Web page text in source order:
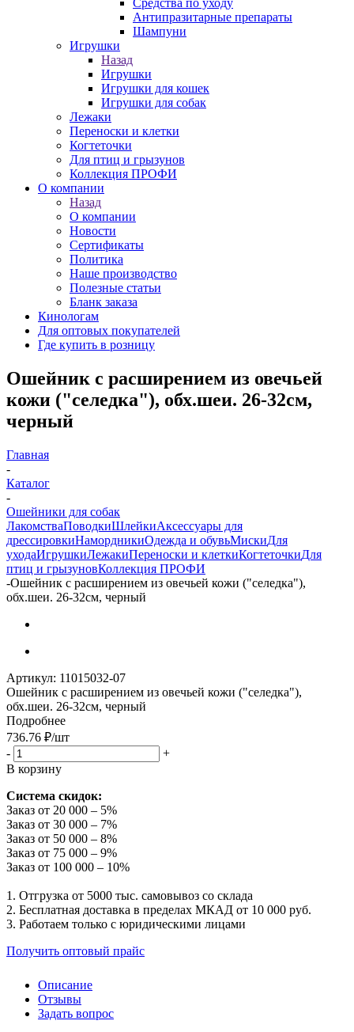
Средства по уходу
Антипразитарные препараты
Шампуни
Игрушки
Назад
Игрушки
Игрушки для кошек
Игрушки для собак
Лежаки
Переноски и клетки
Когтеточки
Для птиц и грызунов
Коллекция ПРОФИ
О компании
Назад
О компании
Новости
Сертификаты
Политика
Наше производство
Полезные статьи
Бланк заказа
Кинологам
Для оптовых покупателей
Где купить в розницу
Ошейник с расширением из овечьей
кожи ("селедка"), обх.шеи. 26-32см,
черный
Главная
-
Каталог
-
Ошейники для собак
ЛакомстваПоводкиШлейкиАксессуары для
дрессировкиНамордникиОдежда и обувьМискиДля
уходаИгрушкиЛежакиПереноски и клеткиКогтеточкиДля
птиц и грызуновКоллекция ПРОФИ
-Ошейник с расширением из овечьей кожи ("селедка"),
обх.шеи. 26-32см, черный
Артикул: 11015032-07
Ошейник с расширением из овечьей кожи ("селедка"),
обх.шеи. 26-32см, черный
Подробнее
736.76 ₽/шт
-
+
В корзину
Система скидок:
Заказ от 20 000 – 5%
Заказ от 30 000 – 7%
Заказ от 50 000 – 8%
Заказ от 75 000 – 9%
Заказ от 100 000 – 10%
1. Отгрузка от 5000 тыс. самовывоз со склада
2. Бесплатная доставка в пределах МКАД от 10 000 руб.
3. Работаем только с юридическими лицами
Получить оптовый прайс
Описание
Отзывы
Задать вопрос